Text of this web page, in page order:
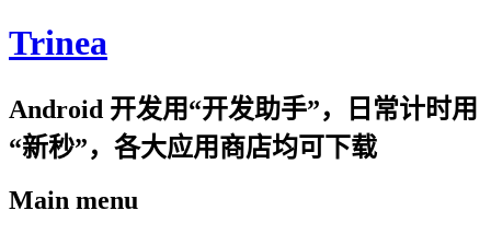
Trinea
Android 开发用“开发助手”，日常计时用
“新秒”，各大应用商店均可下载
Main menu